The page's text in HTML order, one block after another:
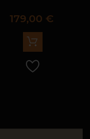
Prix
179,00 €